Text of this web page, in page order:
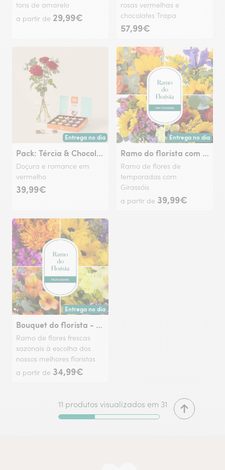
tons de amarelo
a partir de 29,99€
rosas vermelhas e
chocolates Trapa
57,99€
Entrega no dia
Entrega hoje ou na data à tua escolha.
Pack: Tércia & Chocolate
Doçura e romance em
vermelho
39,99€
Entrega no dia
Entrega hoje ou na
Ramo do florista com girassóis
Ramo de flores de
temporadas com
Girassóis
a partir de 39,99€
Entrega no dia
Entrega hoje ou na data à tua escolha.
Bouquet do florista - multicolorido
Ramo de flores frescas
sazonais à escolha dos
nossos melhores floristas
a partir de 34,99€
11 produtos visualizados em 31